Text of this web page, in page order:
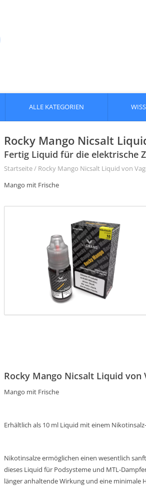
ALLE KATEGORIEN
Rocky Mango Nicsalt
Fertig Liquid für die elektrische
Startseite/ Rocky Mango Nicsalt Liquid von
Mango mit Frische
Rocky Mango Nicsalt Liquid von
Mango mit Frische
Erhältlich als 10 ml Liquid mit einem
Nikotinsalze ermöglichen einen wesentlich
dieses Liquid für Podsysteme und MTL-
länger anhaltende Wirkung und eine minimale